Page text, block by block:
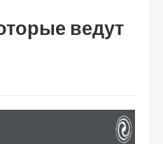
ведут